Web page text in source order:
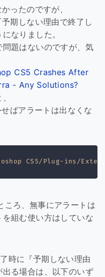
ったのですが、
期しない理由で終了し
なりました。
題はないのですが、気
CS5 Crashes After
- Any Solutions?
ばアラートは出なくな
ろ、無事にアラートは
組む使い方はしていな
時に『予期しない理由
る場合は、以下のいず